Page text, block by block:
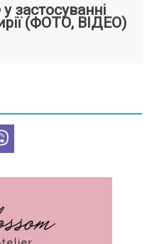
застосуванні
(ФОТО, ВІДЕО)